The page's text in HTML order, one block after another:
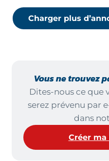
Charger plus
Vous ne trouvez
Dites-nous ce que
serez prévenu par
dans
Créer ma